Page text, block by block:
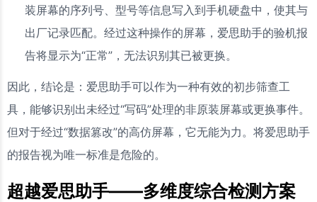
装屏幕的序列号、型号等信息写入到手机硬盘中，使其与
出厂记录匹配。经过这种操作的屏幕，爱思助手的验机报
告将显示为“正常”，无法识别其已被更换。
因此，结论是：爱思助手可以作为一种有效的初步筛查工
具，能够识别出未经过“写码”处理的非原装屏幕或更换事件。
但对于经过“数据篡改”的高仿屏幕，它无能为力。将爱思助手
的报告视为唯一标准是危险的。
超越爱思助手——多维度综合检测方案